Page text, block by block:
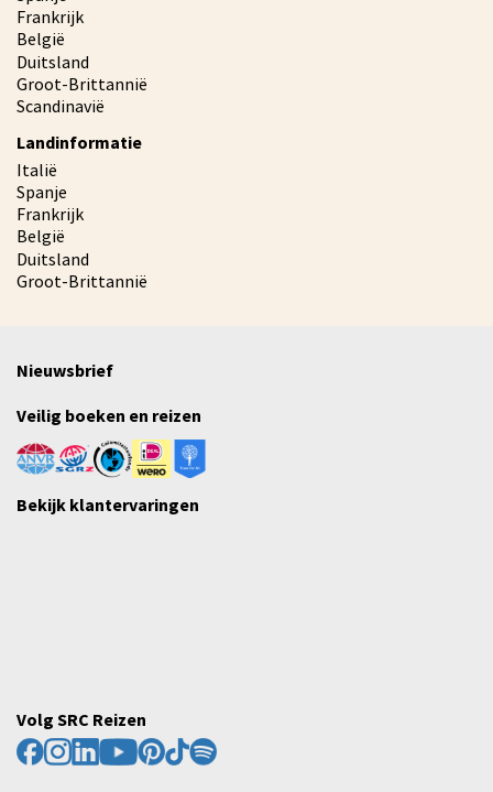
Frankrijk
België
Duitsland
Groot-Brittannië
Scandinavië
Landinformatie
Italië
Spanje
Frankrijk
België
Duitsland
Groot-Brittannië
Nieuwsbrief
Veilig boeken en reizen
Bekijk klantervaringen
Volg SRC Reizen